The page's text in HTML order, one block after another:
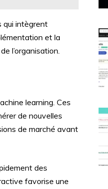
qui intègrent
et la
l’organisation.
learning. Ces
de nouvelles
de marché avant
des
favorise une